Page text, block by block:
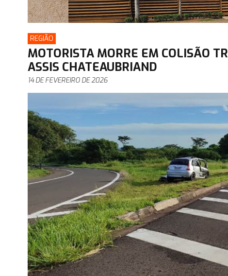
REGIÃO
MOTORISTA MORRE EM COLISÃO
ASSIS CHATEAUBRIAND
14 DE FEVEREIRO DE 2026